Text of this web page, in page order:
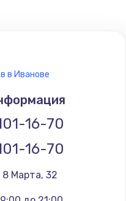
в Иванове
16-70
16-70
8 Марта, 32